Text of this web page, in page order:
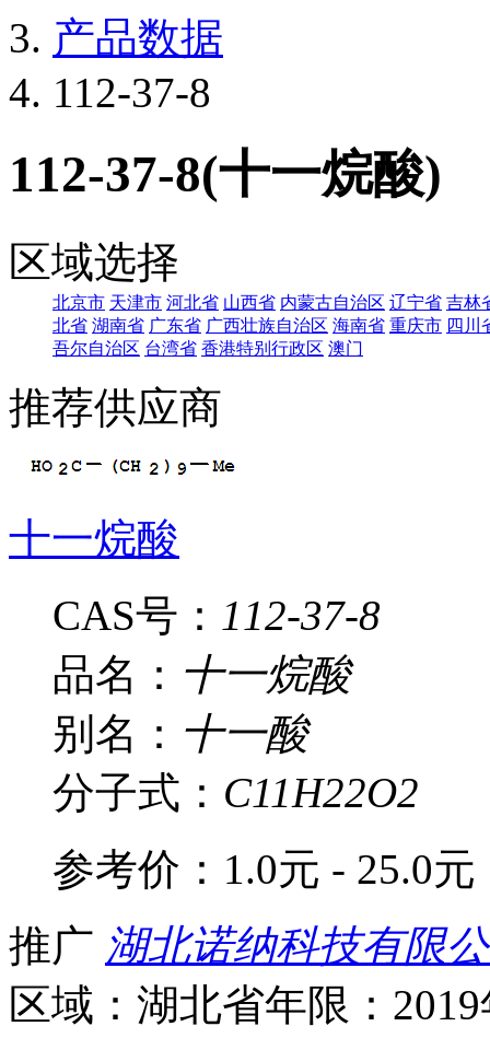
产品数据
112-37-8
112-37-8(十一烷酸)
区域选择
北京市 天津市 河北省 山西省 内蒙古自治区 辽宁省 吉林
北省 湖南省 广东省 广西壮族自治区 海南省 重庆市 四川
吾尔自治区 台湾省 香港特别行政区 澳门
推荐供应商
十一烷酸
CAS号： 112-37-8
品名： 十一烷酸
别名： 十一酸
分子式： C11H22O2
参考价： 1.0元 - 25.0元
推广 湖北诺纳科技有限
区域：湖北省年限：